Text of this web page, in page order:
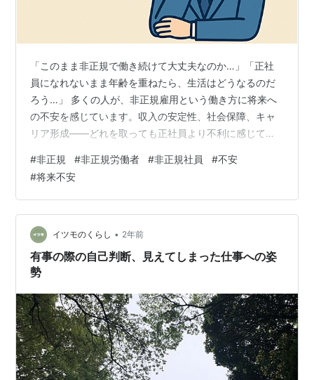
「このまま非正規で働き続けて大丈夫なのか…」「正社
員になれないまま年齢を重ねたら、生活はどうなるのだ
ろう…」 多くの人が、非正規雇用という働き方に将来へ
の不安を感じています。収入の安定性、社会保障、キャ
リア形成――どれを取っても正社員より不利に感じてし
りません。 しかし、非正規だからといって必ずしも未来
が閉ざされるわけではありません。不安を放置せず、今
のうちから具体的な「解消法」を知り、実践していくこ
とで、安心して働き続ける未来を築くことは十分に可能
です。 この記事では、実際に非正規雇用で不安を感じて
きた人々の声を踏まえながら、その不安の正体を…
#非正規 #非正規労働者 #非正規社員 #不安
#将来不安
イツモのくらし • 2年前
有事の際の自己判断、見えてしまった仕事への姿
勢